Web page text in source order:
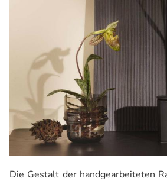
Die Gestalt der handgearbeiteten